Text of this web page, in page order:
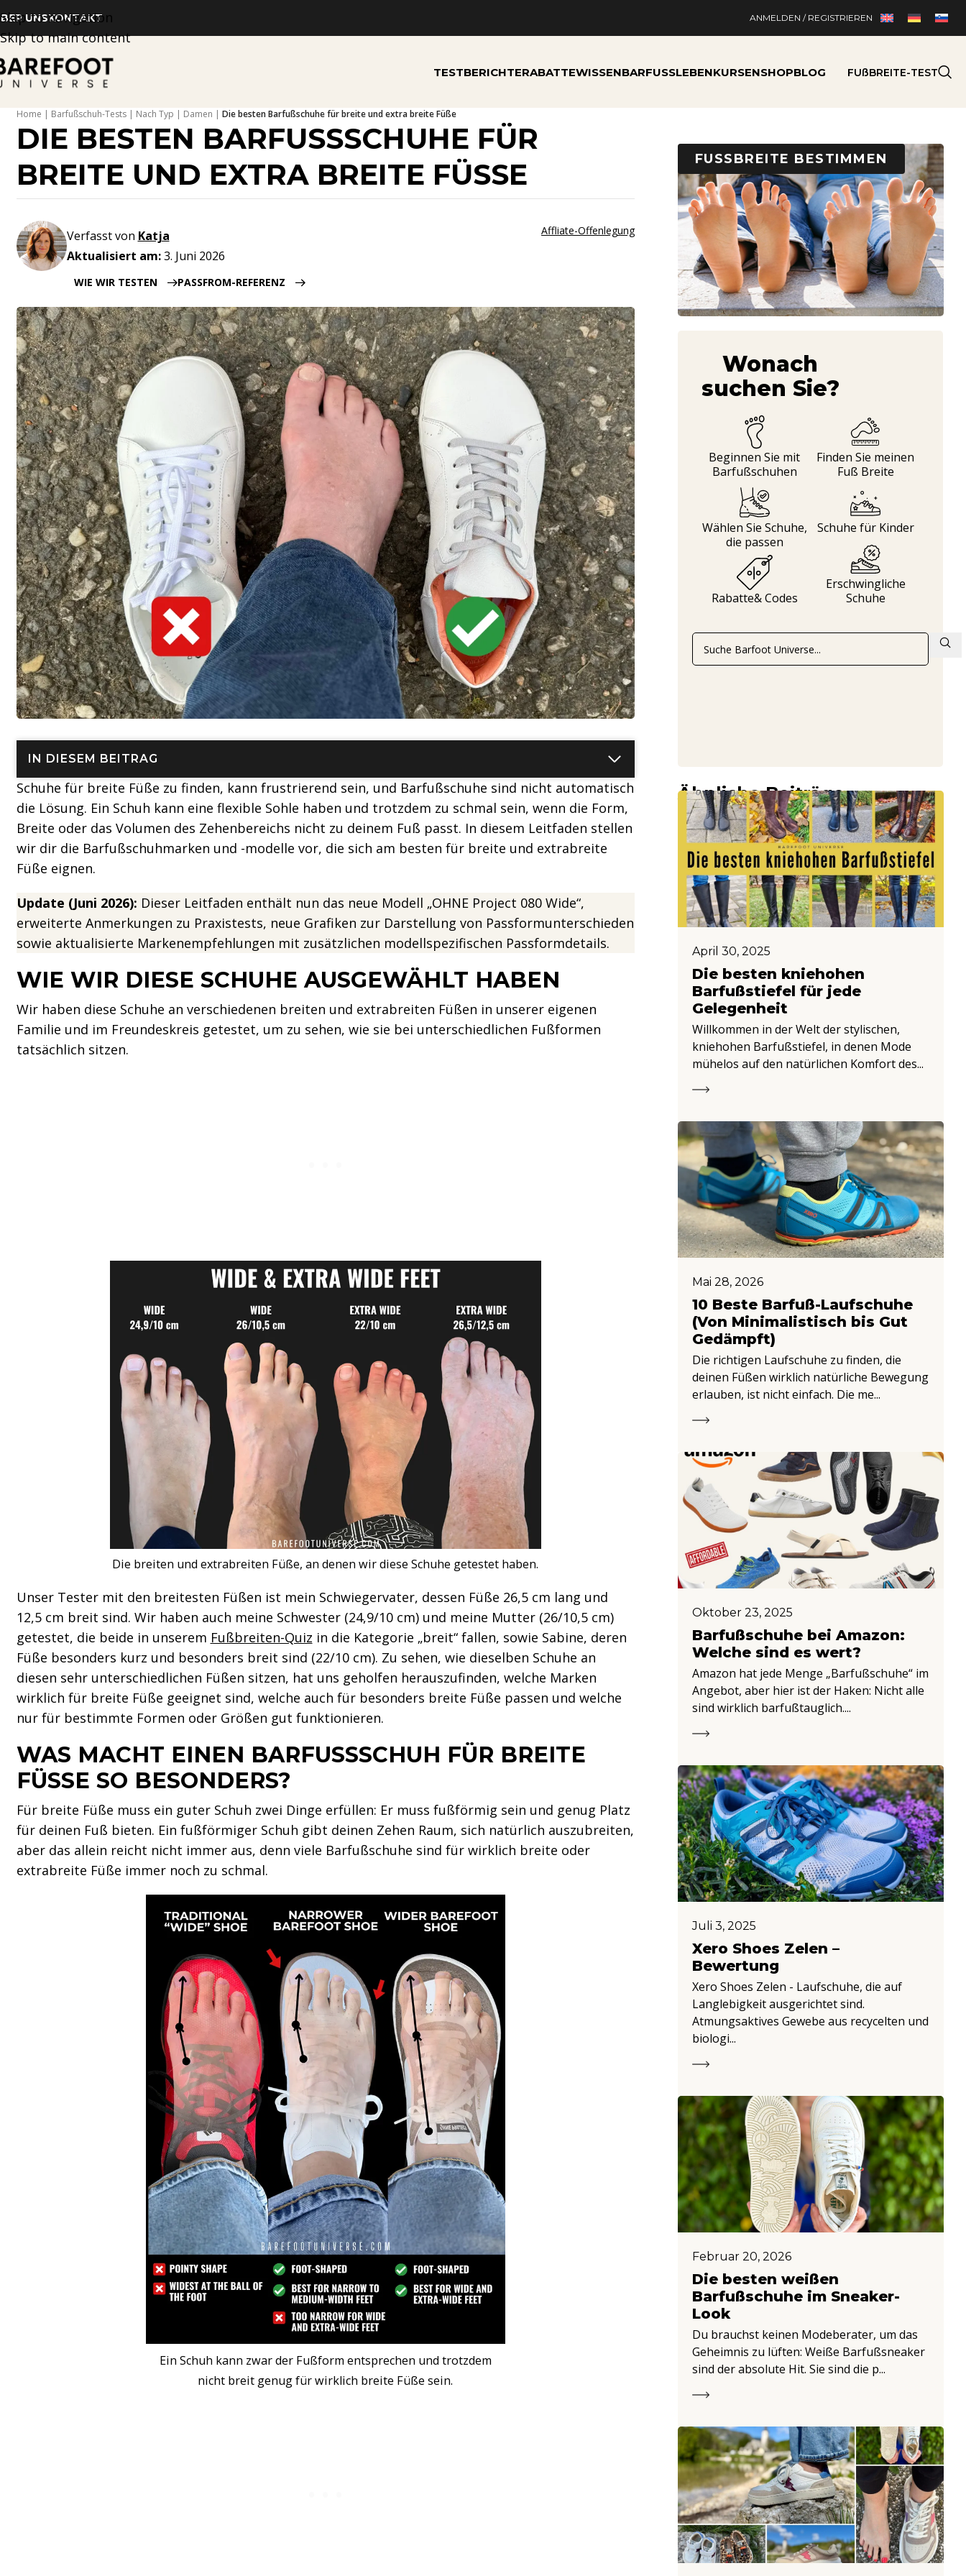
Skip to navigation
Skip to main content
UNSKONTAKT ANMELDEN / REGISTRIEREN
TESTBERICHTERABATTEWISSENBARFUSSLEBENKURSENSHOPBLOG FUßBREITE-TEST
Home Barfußschuh-Tests Nach Typ Damen Die besten Barfußschuhe für breite und extra breite Füße
DIE BESTEN BARFUSSSCHUHE FÜR B
REITE UND EXTRA BREITE FÜSSE
Verfasst von Katja
Aktualisiert am:3. Juni 2026
WIE WIR TESTEN PASSFROM-REFERENZ
Affliate-Offenlegung
IN DIESEM BEITRAG
Schuhe für breite Füße zu finden, kann frustrierend sein, und Barfußschuhe sind nicht automatisch
die Lösung. Ein Schuh kann eine flexible Sohle haben und trotzdem zu schmal sein, wenn die Form,
Breite oder das Volumen des Zehenbereichs nicht zu deinem Fuß passt. In diesem Leitfaden stellen
wir dir die Barfußschuhmarken und -modelle vor, die sich am besten für breite und extrabreite
Füße eignen.
Update (Juni 2026): Dieser Leitfaden enthält nun das neue Modell „OHNE Project 080 Wide“,
erweiterte Anmerkungen zu Praxistests, neue Grafiken zur Darstellung von Passformunterschieden
sowie aktualisierte Markenempfehlungen mit zusätzlichen modellspezifischen Passformdetails.
WIE WIR DIESE SCHUHE AUSGEWÄHLT HABEN
Wir haben diese Schuhe an verschiedenen breiten und extrabreiten Füßen in unserer eigenen
Familie und im Freundeskreis getestet, um zu sehen, wie sie bei unterschiedlichen Fußformen
tatsächlich sitzen.
Die breiten und extrabreiten Füße, an denen wir diese Schuhe getestet haben.
Unser Tester mit den breitesten Füßen ist mein Schwiegervater, dessen Füße 26,5 cm lang und
12,5 cm breit sind. Wir haben auch meine Schwester (24,9/10 cm) und meine Mutter (26/10,5 cm)
getestet, die beide in unserem Fußbreiten-Quiz in die Kategorie „breit“ fallen, sowie Sabine, deren
Füße besonders kurz und besonders breit sind (22/10 cm). Zu sehen, wie dieselben Schuhe an
diesen sehr unterschiedlichen Füßen sitzen, hat uns geholfen herauszufinden, welche Marken
wirklich für breite Füße geeignet sind, welche auch für besonders breite Füße passen und welche
nur für bestimmte Formen oder Größen gut funktionieren.
WAS MACHT EINEN BARFUSSSCHUH FÜR BREITE F
ÜSSE SO BESONDERS?
Für breite Füße muss ein guter Schuh zwei Dinge erfüllen: Er muss fußförmig sein und genug Platz
für deinen Fuß bieten. Ein fußförmiger Schuh gibt deinen Zehen Raum, sich natürlich auszubreiten,
aber das allein reicht nicht immer aus, denn viele Barfußschuhe sind für wirklich breite oder
extrabreite Füße immer noch zu schmal.
Ein Schuh kann zwar der Fußform entsprechen und trotzdem
nicht breit genug für wirklich breite Füße sein.
FUSSBREITE BESTIMMEN
Wonach
suchen Sie?
Beginnen Sie mit
Barfußschuhen
Wählen Sie Schuhe,
die passen
Rabatte& Codes
Finden Sie meinen
Fuß Breite
Schuhe für Kinder
Erschwingliche
Schuhe
Ähnliche Beiträge
April 30, 2025
Die besten kniehohen
Barfußstiefel für jede
Gelegenheit
Willkommen in der Welt der stylischen,
kniehohen Barfußstiefel, in denen Mode
mühelos auf den natürlichen Komfort des...
Mai 28, 2026
10 Beste Barfuß-Laufschuhe
(Von Minimalistisch bis Gut
Gedämpft)
Die richtigen Laufschuhe zu finden, die
deinen Füßen wirklich natürliche Bewegung
erlauben, ist nicht einfach. Die me...
Oktober 23, 2025
Barfußschuhe bei Amazon:
Welche sind es wert?
Amazon hat jede Menge „Barfußschuhe“ im
Angebot, aber hier ist der Haken: Nicht alle
sind wirklich barfußtauglich....
Juli 3, 2025
Xero Shoes Zelen –
Bewertung
Xero Shoes Zelen - Laufschuhe, die auf
Langlebigkeit ausgerichtet sind.
Atmungsaktives Gewebe aus recycelten und
biologi...
Februar 20, 2026
Die besten weißen
Barfußschuhe im Sneaker-
Look
Du brauchst keinen Modeberater, um das
Geheimnis zu lüften: Weiße Barfußsneaker
sind der absolute Hit. Sie sind die p...